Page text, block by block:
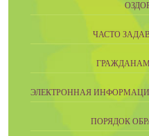
ЧАСТО
ЭЛЕКТРОННАЯ
ПОРЯДОК